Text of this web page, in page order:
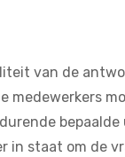
van de
medewerkers
in staat om de